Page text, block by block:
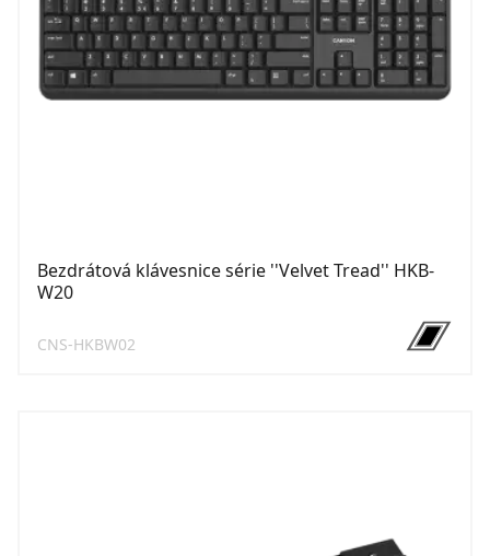
Bezdrátová klávesnice série ''Velvet Tread'' HKB-
W20
CNS-HKBW02